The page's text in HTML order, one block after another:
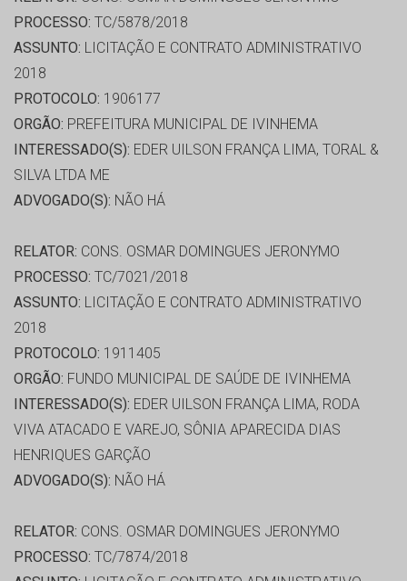
PROCESSO: TC/5878/2018
ASSUNTO: LICITAÇÃO E CONTRATO ADMINISTRATIVO
2018
PROTOCOLO: 1906177
ORGÃO: PREFEITURA MUNICIPAL DE IVINHEMA
INTERESSADO(S): EDER UILSON FRANÇA LIMA, TORAL &
SILVA LTDA ME
ADVOGADO(S): NÃO HÁ
RELATOR: CONS. OSMAR DOMINGUES JERONYMO
PROCESSO: TC/7021/2018
ASSUNTO: LICITAÇÃO E CONTRATO ADMINISTRATIVO
2018
PROTOCOLO: 1911405
ORGÃO: FUNDO MUNICIPAL DE SAÚDE DE IVINHEMA
INTERESSADO(S): EDER UILSON FRANÇA LIMA, RODA
VIVA ATACADO E VAREJO, SÔNIA APARECIDA DIAS
HENRIQUES GARÇÃO
ADVOGADO(S): NÃO HÁ
RELATOR: CONS. OSMAR DOMINGUES JERONYMO
PROCESSO: TC/7874/2018